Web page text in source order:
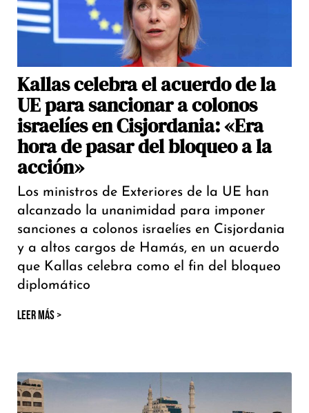
Kallas celebra el acuerdo de la
UE para sancionar a colonos
israelíes en Cisjordania: «Era
hora de pasar del bloqueo a la
acción»
Los ministros de Exteriores de la UE han
alcanzado la unanimidad para imponer
sanciones a colonos israelíes en Cisjordania
y a altos cargos de Hamás, en un acuerdo
que Kallas celebra como el fin del bloqueo
diplomático
LEER MÁS >